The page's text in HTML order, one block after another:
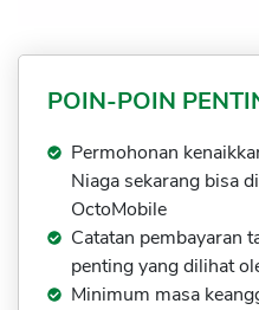
POIN-POIN
Permohonan
Niaga sekarang bisa
OctoMobile
Catatan pembayaran
penting yang dilihat
Minimum masa